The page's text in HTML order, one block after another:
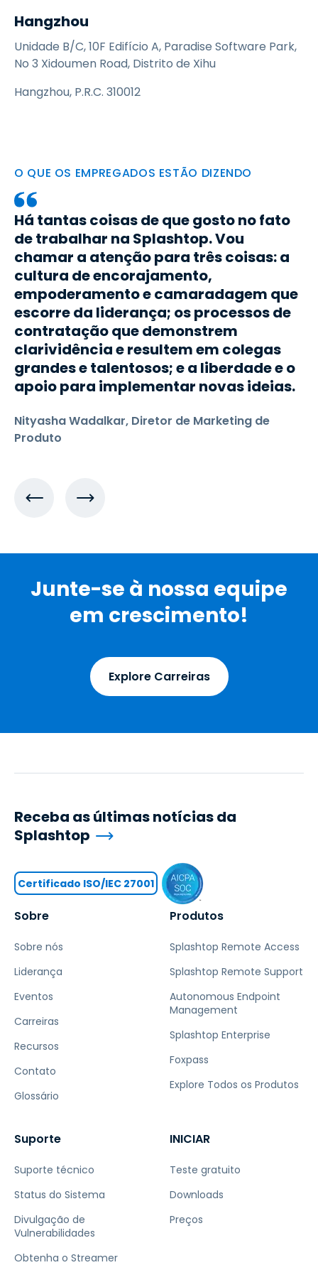
Hangzhou
Unidade B/C, 10F Edifício A, Paradise Software Park,
No 3 Xidoumen Road, Distrito de Xihu
Hangzhou, P.R.C. 310012
O QUE OS EMPREGADOS ESTÃO DIZENDO
Há tantas coisas de que gosto no fato
de trabalhar na Splashtop. Vou
chamar a atenção para três coisas: a
cultura de encorajamento,
empoderamento e camaradagem que
escorre da liderança; os processos de
contratação que demonstrem
clarividência e resultem em colegas
grandes e talentosos; e a liberdade e o
apoio para implementar novas ideias.
Nityasha Wadalkar, Diretor de Marketing de
Produto
Junte-se à nossa equipe
em crescimento!
Explore Carreiras
Sobre
Sobre nós
Liderança
Eventos
Carreiras
Recursos
Contato
Glossário
Produtos
Splashtop Remote Access
Splashtop Remote Support
Autonomous Endpoint
Management
Splashtop Enterprise
Foxpass
Explore Todos os Produtos
Suporte
Suporte técnico
Status do Sistema
Divulgação de
Vulnerabilidades
Obtenha o Streamer
INICIAR
Teste gratuito
Downloads
Preços
Receba as últimas notícias da
Splashtop
Certificado ISO/IEC 27001